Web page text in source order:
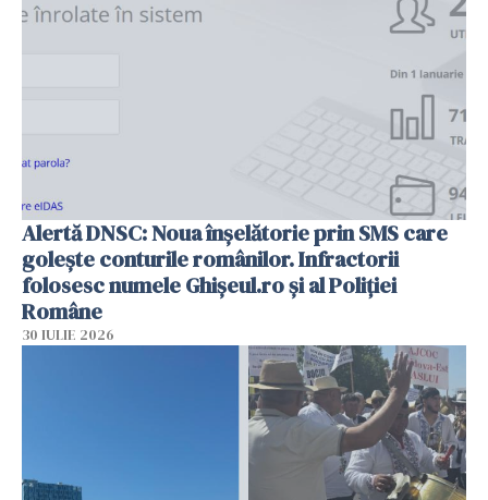
Alertă DNSC: Noua înșelătorie prin SMS care
golește conturile românilor. Infractorii
folosesc numele Ghișeul.ro și al Poliției
Române
30 IULIE 2026